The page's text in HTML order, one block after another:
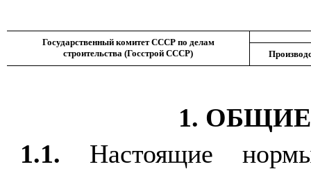
Государственный комитет СССР по делам
строительства (Госстрой СССР)
1.
1.1. Настоящие